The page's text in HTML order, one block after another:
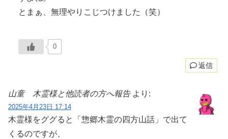
とまぁ、無理やりこじつけました（笑）
0
返信
山童 木霊様と他読者の方へ報告 より:
2025年4月23日 17:14
木霊様をググると「惣郷木霊の四方山話」で出て
くるのですが、